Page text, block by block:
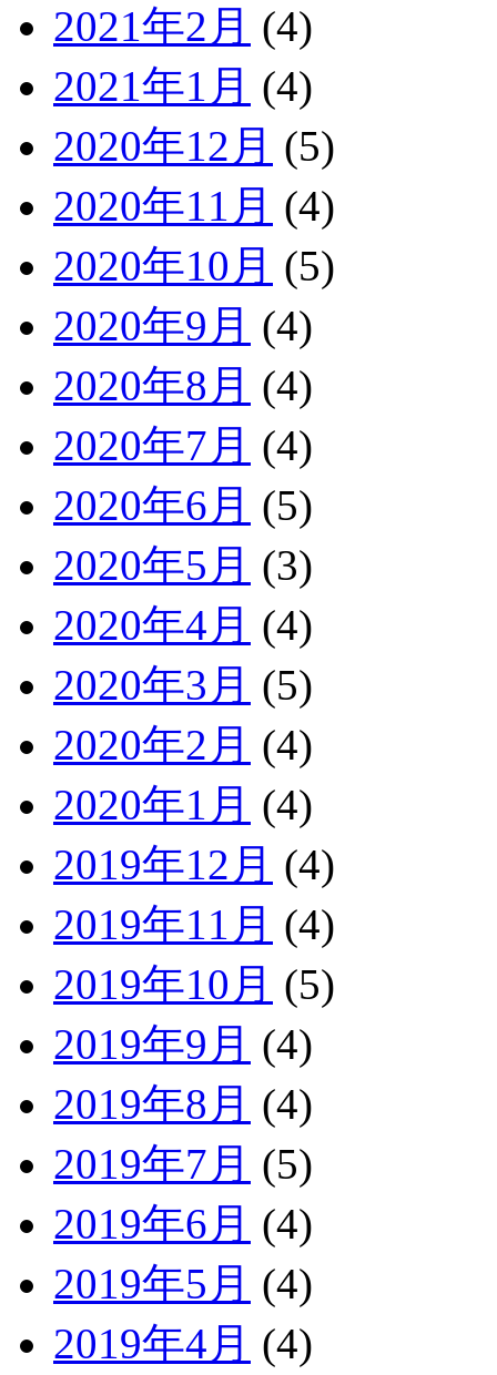
2021年2月 (4)
2021年1月 (4)
2020年12月 (5)
2020年11月 (4)
2020年10月 (5)
2020年9月 (4)
2020年8月 (4)
2020年7月 (4)
2020年6月 (5)
2020年5月 (3)
2020年4月 (4)
2020年3月 (5)
2020年2月 (4)
2020年1月 (4)
2019年12月 (4)
2019年11月 (4)
2019年10月 (5)
2019年9月 (4)
2019年8月 (4)
2019年7月 (5)
2019年6月 (4)
2019年5月 (4)
2019年4月 (4)